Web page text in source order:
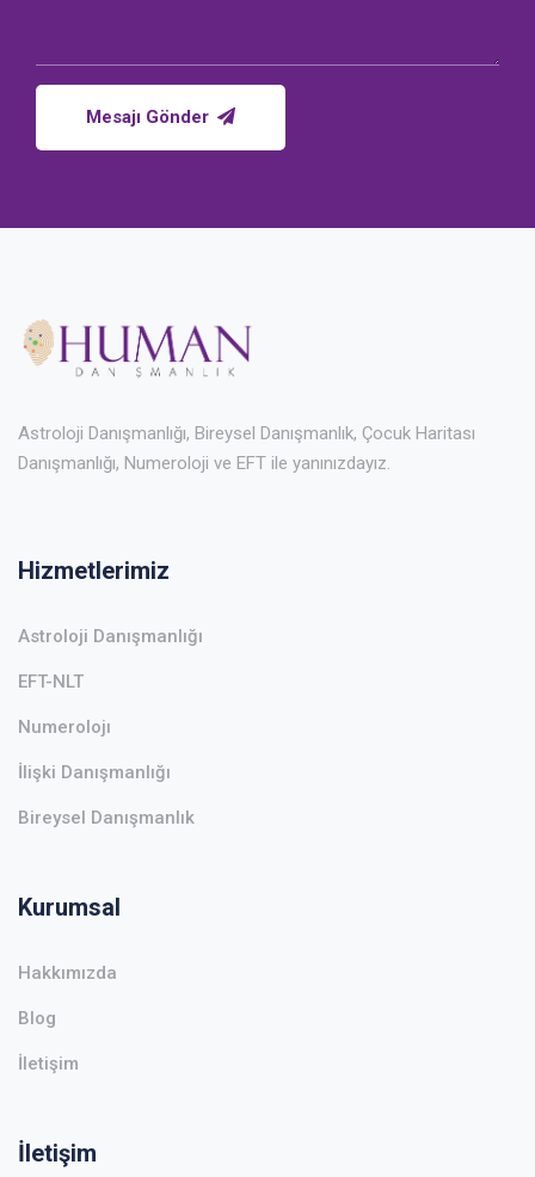
Mesajı Gönder
Astroloji Danışmanlığı, Bireysel Danışmanlık, Çocuk Haritası
Danışmanlığı, Numeroloji ve EFT ile yanınızdayız.
Hizmetlerimiz
Astroloji Danışmanlığı
EFT-NLT
Numerolojı
İlişki Danışmanlığı
Bireysel Danışmanlık
Kurumsal
Hakkımızda
Blog
İletişim
İletişim